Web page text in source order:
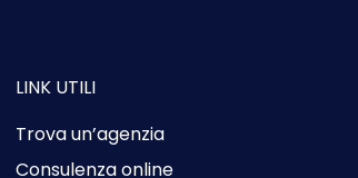
LINK UTILI
Trova un’agenzia
Consulenza online